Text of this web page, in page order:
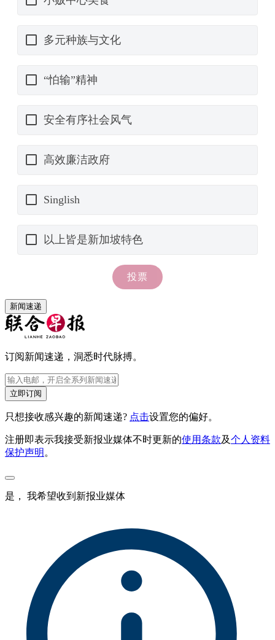
新闻速递
订阅新闻速递，洞悉时代脉搏。
立即订阅
只想接收感兴趣的新闻速递? 点击设置您的偏好。
注册即表示我接受新报业媒体不时更新的使用条款及个人资料
保护声明 。
是， 我希望收到新报业媒体